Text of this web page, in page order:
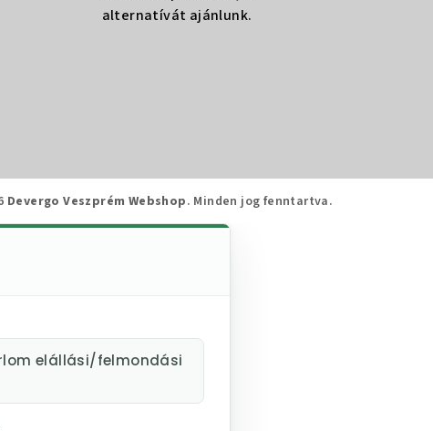
alternatívát ajánlunk.
Devergo Veszprém Webshop. Minden jog fenntartva.
elállási/felmondási